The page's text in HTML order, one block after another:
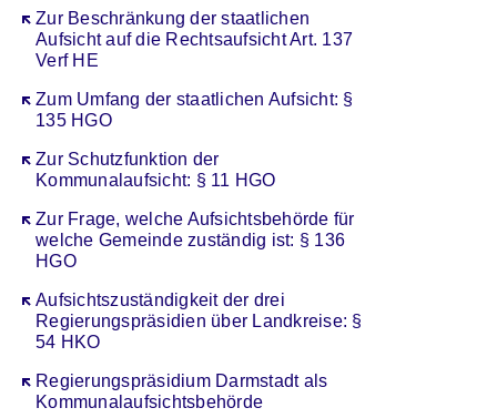
Zur Beschränkung der staatlichen
Aufsicht auf die Rechtsaufsicht Art. 137
Verf HE
Öffnet sich in einem neuen Fenster
Zum Umfang der staatlichen Aufsicht: §
135 HGO
Öffnet sich in einem neuen Fenster
Zur Schutzfunktion der
Kommunalaufsicht: § 11 HGO
Öffnet sich in einem neuen Fenster
Zur Frage, welche Aufsichtsbehörde für
welche Gemeinde zuständig ist: § 136
HGO
Öffnet sich in einem neuen Fenster
Aufsichtszuständigkeit der drei
Regierungspräsidien über Landkreise: §
54 HKO
Öffnet sich in einem neuen Fenster
Regierungspräsidium Darmstadt als
Kommunalaufsichtsbehörde
Öffnet sich in einem neuen Fenster